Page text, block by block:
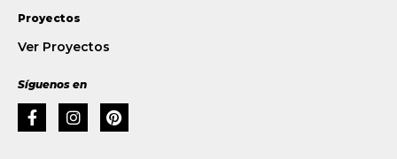
Proyectos
Ver Proyectos
Síguenos en